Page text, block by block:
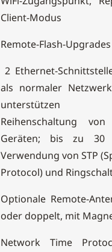
Client-Modus
Remote-Flash-Upgrades
2 Ethernet-
als normaler
unterstützen
Reihenschaltung
Geräten; bis zu 30
Verwendung von STP
Protocol) und
Optionale Remote-
oder doppelt, mit
Network Time